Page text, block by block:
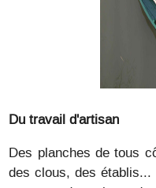
Du travail d'artisan
Des planches de tous
des clous, des